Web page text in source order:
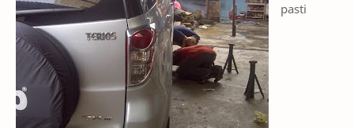
RTL MODE
pasti